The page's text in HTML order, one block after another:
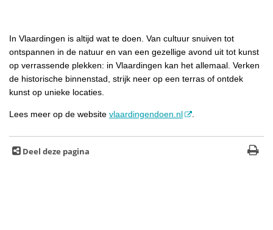
In Vlaardingen is altijd wat te doen. Van cultuur snuiven tot
ontspannen in de natuur en van een gezellige avond uit tot kunst
op verrassende plekken: in Vlaardingen kan het allemaal. Verken
de historische binnenstad, strijk neer op een terras of ontdek
kunst op unieke locaties.
Lees meer op de website vlaardingendoen.nl
Deel deze pagina